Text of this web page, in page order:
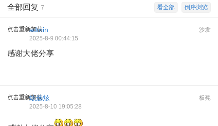
倒序浏览
看全部
全部回复 7
点击重新加载 沙发
admin
2025-8-9 00:44:15
感谢大佬分享
点击重新加载 板凳
炫选炫
2025-8-10 19:05:28